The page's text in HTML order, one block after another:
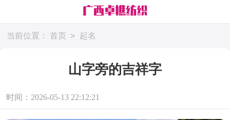
当前位置： 首页 > 起名
山字旁的吉祥字
时间：2026-05-13 22:12:21